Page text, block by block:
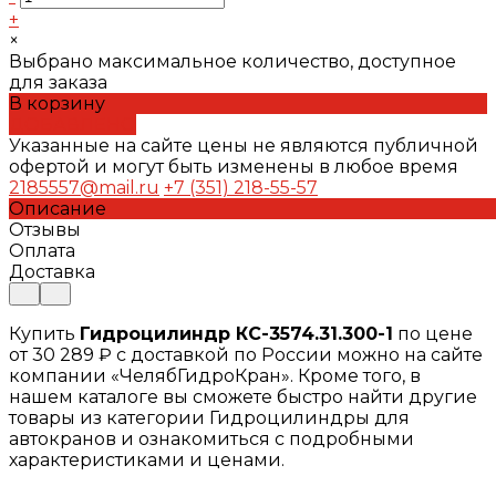
+
×
Выбрано максимальное количество, доступное
для заказа
В корзину
Указанные на сайте цены не являются публичной
офертой и могут быть изменены в любое время
2185557@mail.ru +7 (351) 218-55-57
Описание
Отзывы
Оплата
Доставка
Купить Гидроцилиндр КС-3574.31.300-1 по цене
от 30 289 ₽ с доставкой по России можно на сайте
компании «ЧелябГидроКран». Кроме того, в
нашем каталоге вы сможете быстро найти другие
товары из категории Гидроцилиндры для
автокранов и ознакомиться с подробными
характеристиками и ценами.